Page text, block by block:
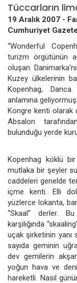
Tüccarların
19 Aralık 2007 -
Cumhuriyet
“Wonderful
turizm örgütünün
oluşan
Kuzey ülkelerinin
Kopenhag, Danca
anlamına
Kongre kenti olarak
Absalon
bulunduğu yerde
Kopenhag köklü
mutlaka bir şeyler
caddeleri genelde
içme kenti. Elli
yüzlerce lokanta,
“Skaal” derler.
karşılığında
uçak şirketinin yanı
sayıda geminin
dev gemilerin
yoğun hava ve
hareketli. Nasıl